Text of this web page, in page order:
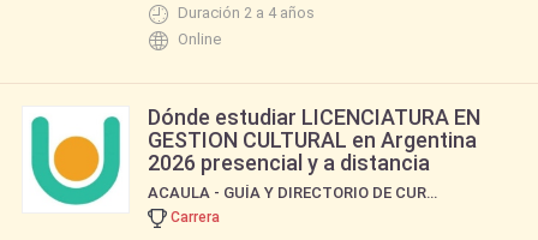
Duración 2 a 4 años
Online
Dónde estudiar LICENCIATURA EN
GESTION CULTURAL en Argentina
2026 presencial y a distancia
ACAULA - GUÍA Y DIRECTORIO DE CURSOS Y CARRERAS
Carrera